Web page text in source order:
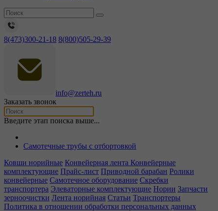
8(473)300-21-18 8(800)505-29-39
info@zerteh.ru
Заказать звонок
Введите этап поиска выше...
Самотечные трубы с отбортовкой
Ковши норийные Конвейерная лента Конвейерные
комплектующие Прайс-лист Приводной барабан Ролики
конвейерные Самотечное оборудование Скребки
транспортера Элеваторные комплектующие Нории Запчасти
зерноочистки Лента норийная Статьи Транспортеры
Политика в отношении обработки персональных данных